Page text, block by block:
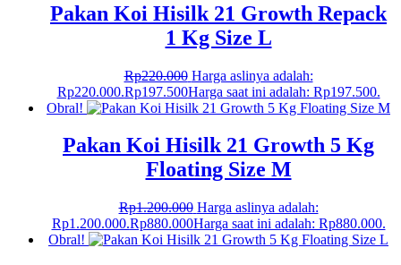
Pakan Koi Hisilk 21 Growth Repack
1 Kg Size L
Rp220.000 Harga aslinya adalah:
Rp220.000.Rp197.500Harga saat ini adalah: Rp197.500.
Obral!
Pakan Koi Hisilk 21 Growth 5 Kg
Floating Size M
Rp1.200.000 Harga aslinya adalah:
Rp1.200.000.Rp880.000Harga saat ini adalah: Rp880.000.
Obral!